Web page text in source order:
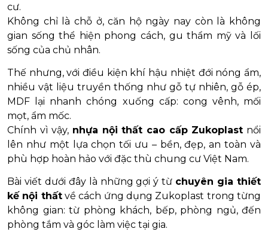
cư.
Không chỉ là chỗ ở, căn hộ ngày nay còn là không
gian sống thể hiện phong cách, gu thẩm mỹ và lối
sống của chủ nhân.
Thế nhưng, với điều kiện khí hậu nhiệt đới nóng ẩm,
nhiều vật liệu truyền thống như gỗ tự nhiên, gỗ ép,
MDF lại nhanh chóng xuống cấp: cong vênh, mối
mọt, ẩm mốc.
Chính vì vậy, nhựa nội thất cao cấp Zukoplast nổi
lên như một lựa chọn tối ưu – bền, đẹp, an toàn và
phù hợp hoàn hảo với đặc thù chung cư Việt Nam.
Bài viết dưới đây là những gợi ý từ chuyên gia thiết
kế nội thấtvề cách ứng dụng Zukoplast trong từng
không gian: từ phòng khách, bếp, phòng ngủ, đến
phòng tắm và góc làm việc tại gia.